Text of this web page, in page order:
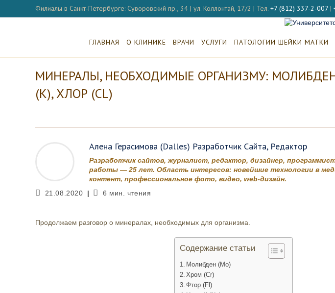
Филиалы в Санкт-Петербурге: Суворовский пр., 34 | ул. Коллонтай, 17/2 | Тел. +7 (812) 337-2-007 |
ГЛАВНАЯ О КЛИНИКЕ ВРАЧИ УСЛУГИ ПАТОЛОГИИ ШЕЙКИ МАТКИ
МИНЕРАЛЫ, НЕОБХОДИМЫЕ ОРГАНИЗМУ: МОЛИБДЕН
(K), ХЛОР (CL)
Алена Герасимова (Dalles) Разработчик Сайта, Редактор
Разработчик сайтов, журналист, редактор, дизайнер,
работы — 25 лет. Область интересов: новейшие технологии в
контент, профессиональное фото, видео, web-дизайн.
Запись
21.08.2020
Время
6 мин. чтения
Продолжаем разговор о минералах, необходимых для организма.
Содержание статьи
Молибден (Mo)
Хром (Cr)
Фтор (Fl)